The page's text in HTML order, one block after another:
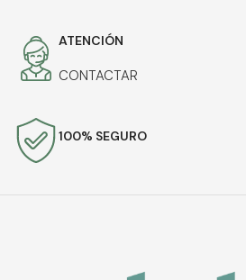
ATENCIÓN
CONTACTAR
100% SEGURO